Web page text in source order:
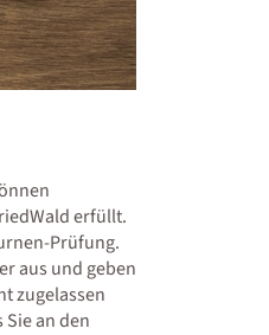
erfüllt.
Prüfung.
aus und geben
zugelassen
an den